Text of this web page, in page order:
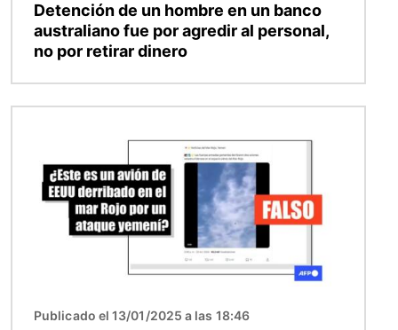
Detención de un hombre en un banco
australiano fue por agredir al personal,
no por retirar dinero
Publicado el 13/01/2025 a las 18:46